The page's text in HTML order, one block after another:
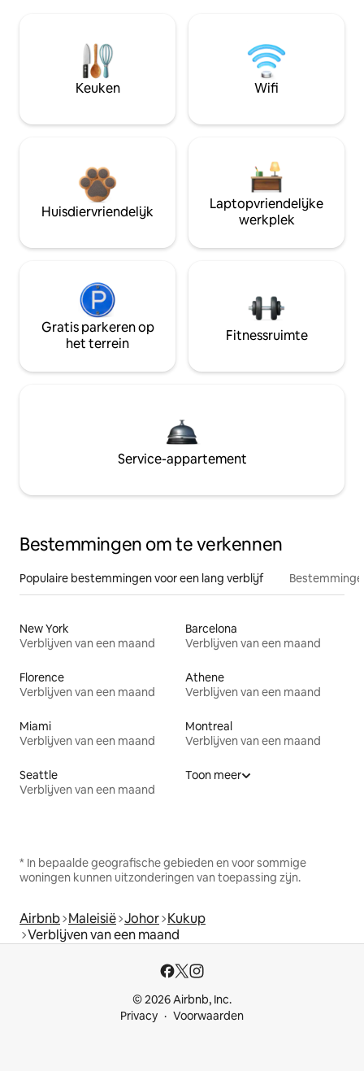
Keuken Wifi
Huisdiervriendelijk
Laptopvriendelijke
werkplek
Gratis parkeren op
het terrein
Fitnessruimte
Service-appartement
Bestemmingen om te verkennen
Populaire bestemmingen voor een lang verblijf
New York
Verblijven van een maand
Barcelona
Verblijven van een maand
Florence
Verblijven van een maand
Athene
Verblijven van een maand
Miami
Verblijven van een maand
Montreal
Verblijven van een maand
Seattle
Verblijven van een maand
Toon meer
* In bepaalde geografische gebieden en voor sommige
woningen kunnen uitzonderingen van toepassing zijn.
Airbnb Maleisië Johor Kukup
Verblijven van een maand
© 2026 Airbnb, Inc.
Privacy
Voorwaarden